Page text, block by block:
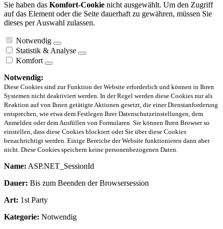
Sie haben das Komfort-Cookie nicht ausgewählt. Um den Zugriff
auf das Element oder die Seite dauerhaft zu gewähren, müssen Sie
dieses per Auswahl zulassen.
Notwendig
Statistik & Analyse
Komfort
Notwendig:
Diese Cookies sind zur Funktion der Website erforderlich und können in Ihren
Systemen nicht deaktiviert werden. In der Regel werden diese Cookies nur als
Reaktion auf von Ihnen getätigte Aktionen gesetzt, die einer Dienstanforderung
entsprechen, wie etwa dem Festlegen Ihrer Datenschutzeinstellungen, dem
Anmelden oder dem Ausfüllen von Formularen. Sie können Ihren Browser so
einstellen, dass diese Cookies blockiert oder Sie über diese Cookies
benachrichtigt werden. Einige Bereiche der Website funktionieren dann aber
nicht. Diese Cookies speichern keine personenbezogenen Daten.
Name: ASP.NET_SessionId
Dauer: Bis zum Beenden der Browsersession
Art: 1st Party
Kategorie: Notwendig